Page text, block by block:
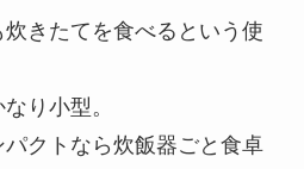
きたてを食べるという使
り小型。
クトなら炊飯器ごと食卓